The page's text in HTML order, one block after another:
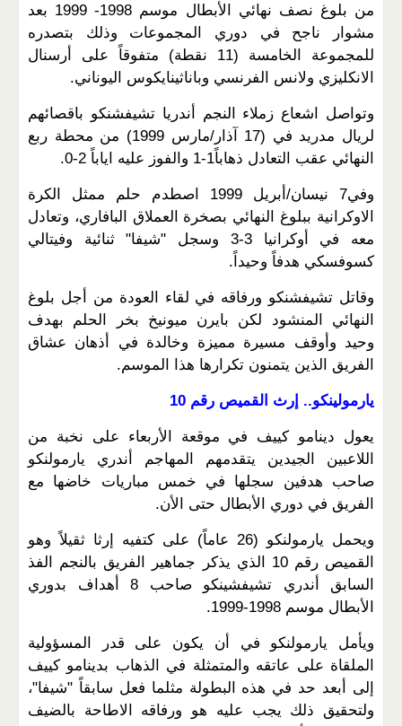
من بلوغ نصف نهائي الأبطال موسم 1998- 1999 بعد
مشوار ناجح في دوري المجموعات وذلك بتصدره
للمجموعة الخامسة (11 نقطة) متفوقاً على أرسنال
الانكليزي ولانس الفرنسي وباناثينايكوس اليوناني.
وتواصل اشعاع زملاء النجم أندريا تشيفشنكو باقصائهم
لريال مدريد في (17 آذار/مارس 1999) من محطة ربع
النهائي عقب التعادل ذهاباً1-1 والفوز عليه اياباً 2-0.
وفي7 نيسان/أبريل 1999 اصطدم حلم ممثل الكرة
الاوكرانية ببلوغ النهائي بصخرة العملاق البافاري، وتعادل
معه في أوكرانيا 3-3 وسجل "شيفا" ثنائية وفيتالي
كسوفسكي هدفاً وحيداً.
وقاتل تشيفشنكو ورفاقه في لقاء العودة من أجل بلوغ
النهائي المنشود لكن بايرن ميونيخ بخر الحلم بهدف
وحيد وأوقف مسيرة مميزة وخالدة في أذهان عشاق
الفريق الذين يتمنون تكرارها هذا الموسم.
يارمولينكو.. إرث القميص رقم 10
يعول دينامو كييف في موقعة الأربعاء على نخبة من
اللاعبين الجيدين يتقدمهم المهاجم أندري يارمولنكو
صاحب هدفين سجلها في خمس مباريات خاضها مع
الفريق في دوري الأبطال حتى الأن.
ويحمل يارمولنكو (26 عاماً) على كتفيه إرثا ثقيلاً وهو
القميص رقم 10 الذي يذكر جماهير الفريق بالنجم الفذ
السابق أندري تشيفشينكو صاحب 8 أهداف بدوري
الأبطال موسم 1998-1999.
ويأمل يارمولنكو في أن يكون على قدر المسؤولية
الملقاة على عاتقه والمتمثلة في الذهاب بدينامو كييف
إلى أبعد حد في هذه البطولة مثلما فعل سابقاً "شيفا"،
ولتحقيق ذلك يجب عليه هو ورفاقه الاطاحة بالضيف